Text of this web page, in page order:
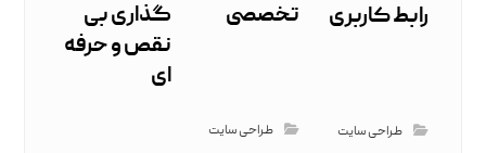
رابط کاربری
طراحی سایت
تخصصی
طراحی سایت
گذاری بی‌
نقص و حرفه
‌ای